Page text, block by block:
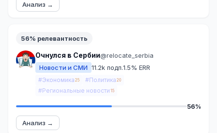
Анализ →
56% релевантность
Очнулся в Сербии@relocate_serbia
Новости и СМИ 11.2k подп.1.5% ERR
#Экономика 25 #Политика 20
#Региональные новости 15
56%
Анализ →